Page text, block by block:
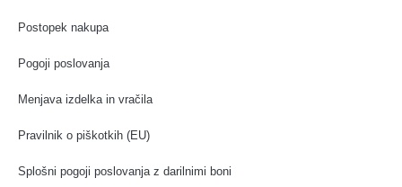
Postopek nakupa
Pogoji poslovanja
Menjava izdelka in vračila
Pravilnik o piškotkih (EU)
Splošni pogoji poslovanja z darilnimi boni